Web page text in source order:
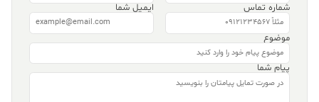
شماره تماس ایمیل شما
موضوع
پیام شما